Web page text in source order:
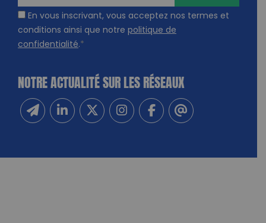
En vous inscrivant, vous acceptez nos termes et
conditions ainsi que notre politique de
confidentialité.*
NOTRE ACTUALITÉ SUR LES RÉSEAUX